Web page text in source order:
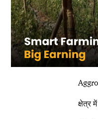
क्षेत्र